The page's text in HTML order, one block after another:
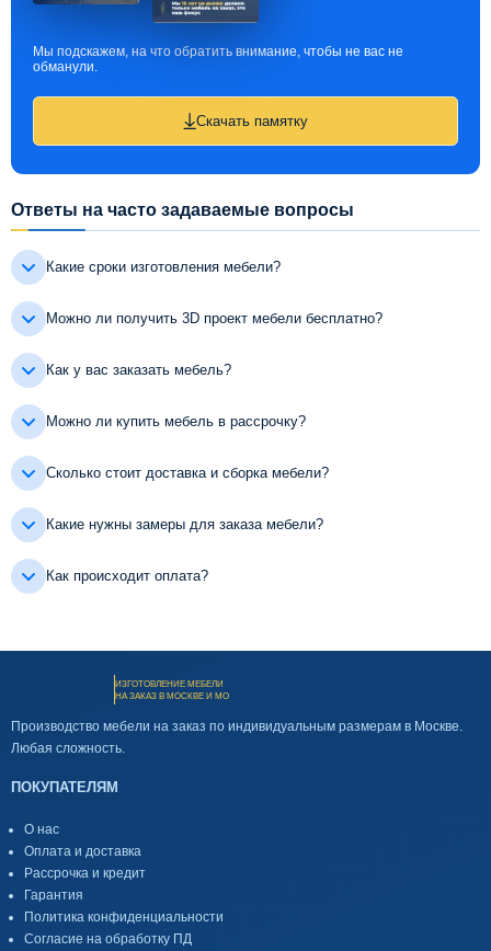
Мы подскажем, на что обратить внимание, чтобы не вас не
обманули.
Скачать памятку
Ответы на часто задаваемые вопросы
Какие сроки изготовления мебели?
Можно ли получить 3D проект мебели бесплатно?
Как у вас заказать мебель?
Можно ли купить мебель в рассрочку?
Сколько стоит доставка и сборка мебели?
Какие нужны замеры для заказа мебели?
Как происходит оплата?
ИЗГОТОВЛЕНИЕ МЕБЕЛИ
НА ЗАКАЗ В МОСКВЕ И МО
Производство мебели на заказ по индивидуальным размерам в Москве.
Любая сложность.
ПОКУПАТЕЛЯМ
О нас
Оплата и доставка
Рассрочка и кредит
Гарантия
Политика конфиденциальности
Согласие на обработку ПД